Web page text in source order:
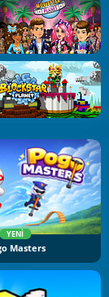
YENI
Masters